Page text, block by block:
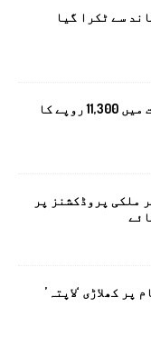
سے ٹکرا گیا
پاکستان میں سونے کی قیمت میں 11,300 روپے کا
ملکی پروڈکشنز پر
کھلاڑی ‘لاپتہ’